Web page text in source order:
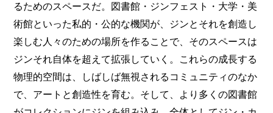
るためのスペースだ。図書館・ジンフェスト・大学・美
術館といった私的・公的な機関が、ジンとそれを創造し
楽しむ人々のための場所を作ることで、そのスペースは
ジンそれ自体を超えて拡張していく。これらの成長する
物理的空間は、しばしば無視されるコミュニティのなか
で、アートと創造性を育む。そして、より多くの図書館